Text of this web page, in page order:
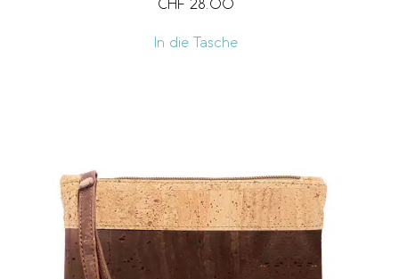
CHF 28.00
In die Tasche